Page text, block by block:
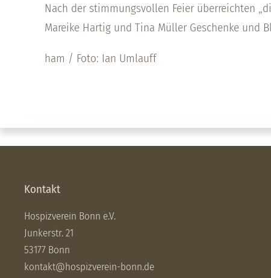
Nach der stimmungsvollen Feier überreichten
Mareike Hartig und Tina Müller Geschenke und
ham / Foto: Ian Umlauff
Kontakt
Hospizverein Bonn e.V.
Junkerstr. 21
53177 Bonn
kontakt@hospizverein-bonn.de